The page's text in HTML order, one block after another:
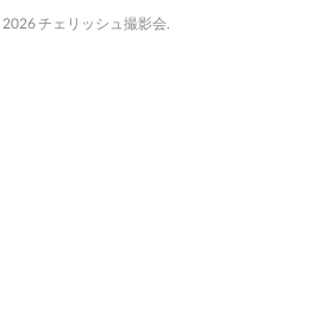
2026チェリッシュ撮影会.